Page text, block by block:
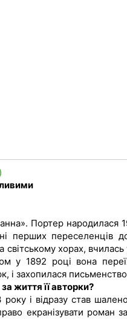
Портер народилася
перших переселенців
хорах, вчилась
у 1892 році вона
і захопилася
життя її авторки?
і відразу став
екранізувати роман